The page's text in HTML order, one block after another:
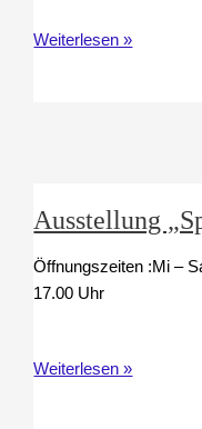
Ausstellung
Weiterlesen »
Ausstellung
Öffnungszeiten :Mi
17.00 Uhr
Ausstellung
Weiterlesen »